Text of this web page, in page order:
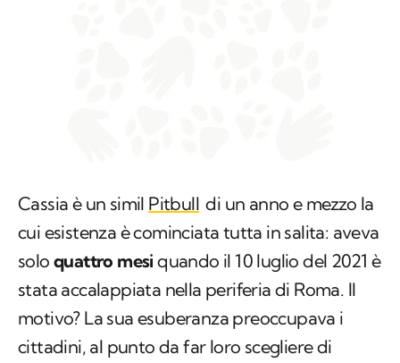
Cassia è un simil Pitbull di un anno e mezzo la
cui esistenza è cominciata tutta in salita: aveva
solo quattro mesi quando il 10 luglio del 2021 è
stata accalappiata nella periferia di Roma. Il
motivo? La sua esuberanza preoccupava i
cittadini, al punto da far loro scegliere di